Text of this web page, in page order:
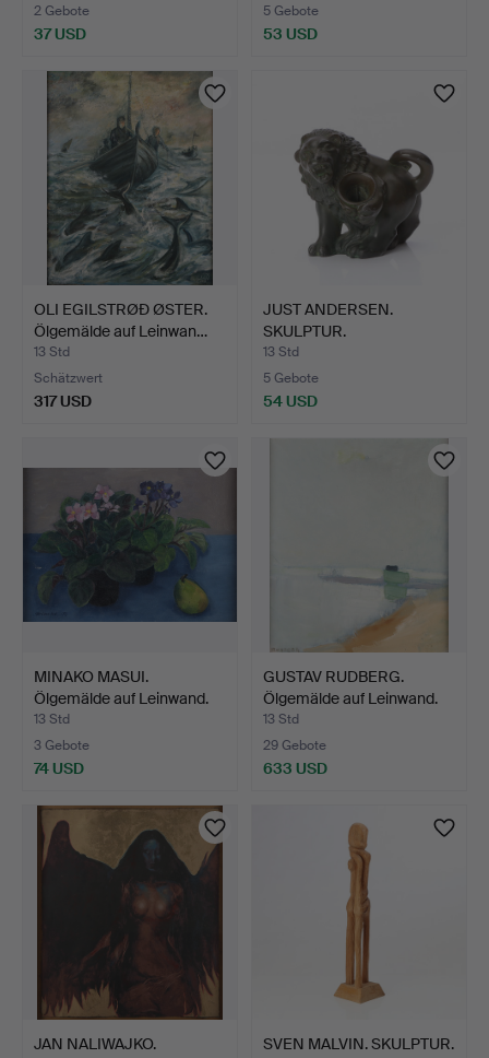
2 Gebote
37 USD
5 Gebote
53 USD
OLI EGILSTRØÐ ØSTER.
Ölgemälde auf Leinwan…
13 Std
Schätzwert
317 USD
JUST ANDERSEN.
SKULPTUR.
Bronspatinerad vi…
13 Std
5 Gebote
54 USD
MINAKO MASUI.
Ölgemälde auf Leinwand.
Stil…
13 Std
3 Gebote
74 USD
GUSTAV RUDBERG.
Ölgemälde auf Leinwand.
Kü…
13 Std
29 Gebote
633 USD
JAN NALIWAJKO.
SVEN MALVIN. SKULPTUR.